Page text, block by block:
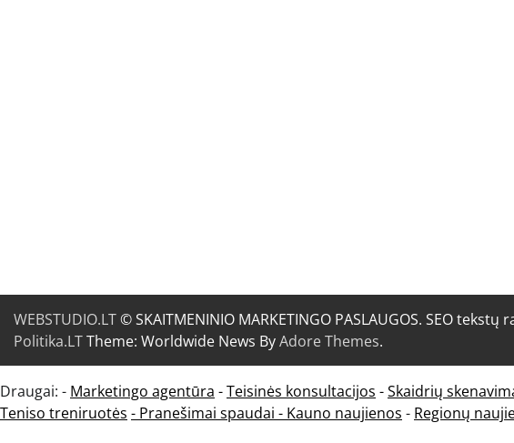
WEBSTUDIO.LT© SKAITMENINIO MARKETINGO PASLAUGOS. SEO
Politika.LTTheme: Worldwide News ByAdore Themes.
Draugai: - Marketingo agentūra -Teisinės konsultacijos -Skaidrių
Teniso treniruotės - Pranešimai spaudai - Kauno naujienos - Regionų